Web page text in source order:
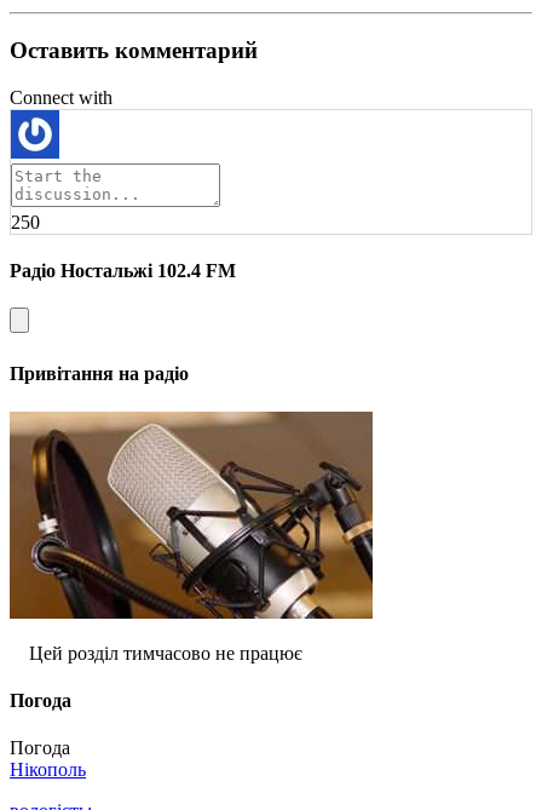
Оставить комментарий
Connect with
250
Радіо Ностальжі 102.4 FM
Привітання на радіо
Цей розділ тимчасово не працює
Погода
Погода
Нікополь